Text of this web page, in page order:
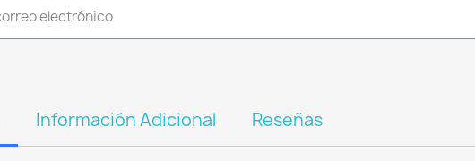
Información Adicional Reseñas